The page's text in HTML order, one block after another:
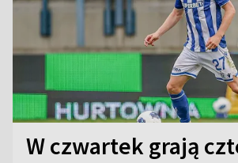
W czwartek grają